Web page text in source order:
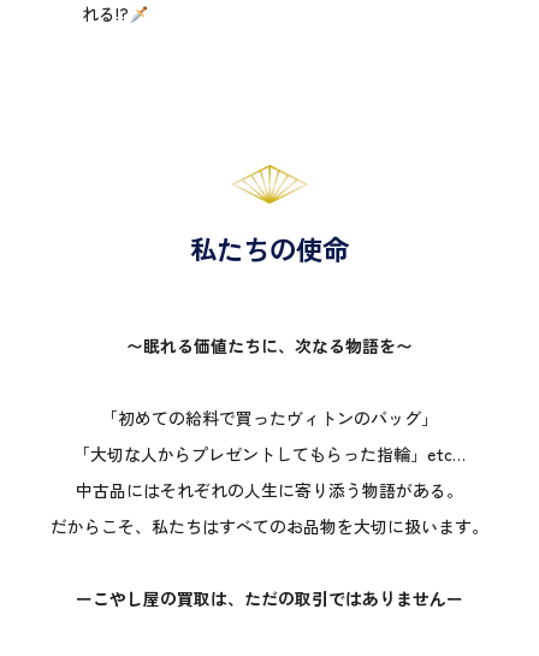
れる!?
私たちの使命
〜眠れる価値たちに、次なる物語を〜
「初めての給料で買ったヴィトンのバッグ」
「大切な人からプレゼントしてもらった指輪」etc…
中古品にはそれぞれの人生に寄り添う物語がある。
だからこそ、私たちはすべてのお品物を大切に扱います。
ーこやし屋の買取は、ただの取引ではありませんー